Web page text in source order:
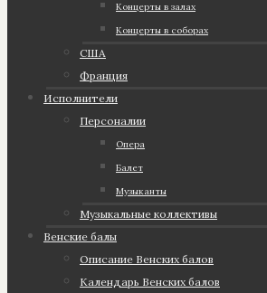
Концерты в залах
Концерты в соборах
США
Франция
Исполнители
Персоналии
Опера
Балет
Музыканты
Музыкальные коллективы
Венские балы
Описание Венских балов
Календарь Венских балов